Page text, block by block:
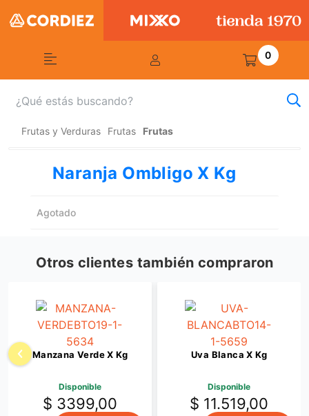
0
Frutas y Verduras Frutas Frutas
Naranja Ombligo X Kg
Agotado
Otros clientes también compraron
Manzana Verde X Kg
Disponible
$ 3399,00
Uva Blanca X Kg
Disponible
$ 11.519,00